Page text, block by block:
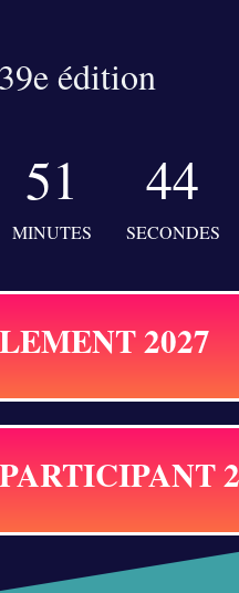
édition
51
MINUTES
44
SECONDES
2027